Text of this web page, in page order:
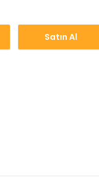
Satın Al